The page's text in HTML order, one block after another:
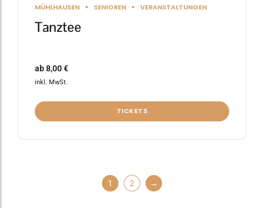
MÜHLHAUSEN SENIOREN VERANSTALTUNGEN
Tanztee
ab8,00€
inkl. MwSt.
TICKETS
1 2 →